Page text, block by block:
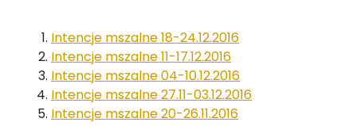
Intencje mszalne 18-24.12.2016
Intencje mszalne 11-17.12.2016
Intencje mszalne 04-10.12.2016
Intencje mszalne 27.11-03.12.2016
Intencje mszalne 20-26.11.2016